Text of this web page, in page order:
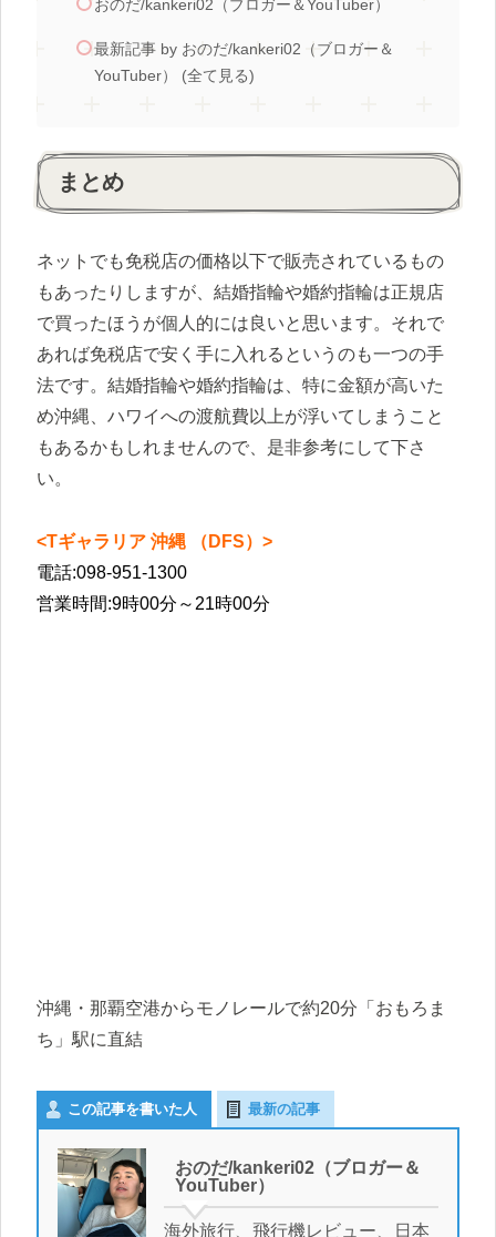
おのだ/kankeri02（ブロガー＆YouTuber）
最新記事 by おのだ/kankeri02（ブロガー＆
YouTuber） (全て見る)
まとめ
ネットでも免税店の価格以下で販売されているもの
もあったりしますが、結婚指輪や婚約指輪は正規店
で買ったほうが個人的には良いと思います。それで
あれば免税店で安く手に入れるというのも一つの手
法です。結婚指輪や婚約指輪は、特に金額が高いた
め沖縄、ハワイへの渡航費以上が浮いてしまうこと
もあるかもしれませんので、是非参考にして下さ
い。
<Tギャラリア 沖縄 （DFS）>
電話:098-951-1300
営業時間:9時00分～21時00分
沖縄・那覇空港からモノレールで約20分「おもろま
ち」駅に直結
この記事を書いた人 最新の記事
おのだ/kankeri02（ブロガー＆
YouTuber）
海外旅行、飛行機レビュー、日本